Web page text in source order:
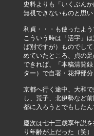
史料よりも「いくぶん
無視できないものと思い
利貞・・・も使ったよう
こういう時は「活字」
ば別ですが）ものでし
めていたところ、貞の
できれば、「本稿清覧
ター）で自署・花押部分
京都へ行く途中、大和
し、荒子、北伊勢など
都に入ろうとでもしたん
慶次は七十三歳享年説
り年齢が上だった（笑）